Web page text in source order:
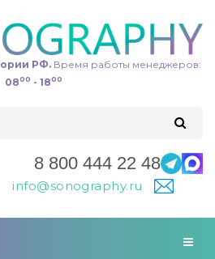
РФ. Время работы менеджеров:
0800 - 1800
8 800 444 22 48
info@sonography.ru